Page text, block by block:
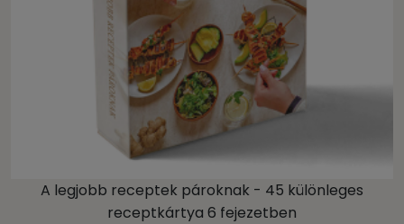
A legjobb receptek pároknak - 45 különleges
receptkártya 6 fejezetben